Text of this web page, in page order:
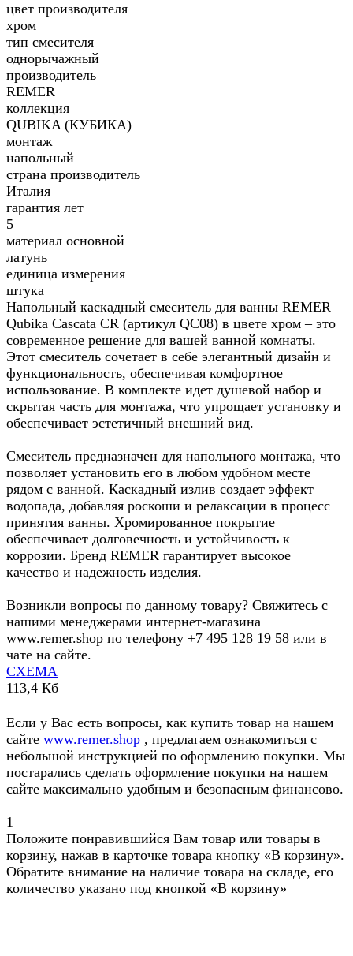
цвет производителя
хром
тип смесителя
однорычажный
производитель
REMER
коллекция
QUBIKA (КУБИКА)
монтаж
напольный
страна производитель
Италия
гарантия лет
5
материал основной
латунь
единица измерения
штука
Напольный каскадный смеситель для ванны REMER
Qubika Cascata CR (артикул QC08) в цвете хром – это
современное решение для вашей ванной комнаты.
Этот смеситель сочетает в себе элегантный дизайн и
функциональность, обеспечивая комфортное
использование. В комплекте идет душевой набор и
скрытая часть для монтажа, что упрощает установку и
обеспечивает эстетичный внешний вид.
Смеситель предназначен для напольного монтажа, что
позволяет установить его в любом удобном месте
рядом с ванной. Каскадный излив создает эффект
водопада, добавляя роскоши и релаксации в процесс
принятия ванны. Хромированное покрытие
обеспечивает долговечность и устойчивость к
коррозии. Бренд REMER гарантирует высокое
качество и надежность изделия.
Возникли вопросы по данному товару? Свяжитесь с
нашими менеджерами интернет-магазина
www.remer.shop по телефону +7 495 128 19 58 или в
чате на сайте.
СХЕМА
113,4 Кб
Если у Вас есть вопросы, как купить товар на нашем
сайте www.remer.shop , предлагаем ознакомиться с
небольшой инструкцией по оформлению покупки. Мы
постарались сделать оформление покупки на нашем
сайте максимально удобным и безопасным финансово.
1
Положите понравившийся Вам товар или товары в
корзину, нажав в карточке товара кнопку «В корзину».
Обратите внимание на наличие товара на складе, его
количество указано под кнопкой «В корзину»